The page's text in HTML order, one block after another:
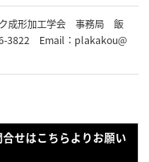
ク成形加工学会 事務局 飯
3822 Email：plakakou@
せはこちらよりお願い